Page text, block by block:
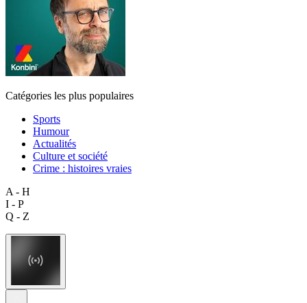
Catégories les plus populaires
Sports
Humour
Actualités
Culture et société
Crime : histoires vraies
A - H
I - P
Q - Z